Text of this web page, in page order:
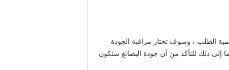
الطلب ، وسوف تختار مراقبة الجودة
إلى ذلك للتأكد من أن جودة البضائع ستكون